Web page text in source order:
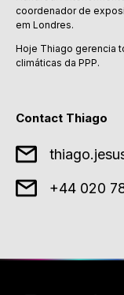
coordenador de
em Londres.
Hoje Thiago gerencia
climáticas da PPP.
Contact Thiago
+44 020